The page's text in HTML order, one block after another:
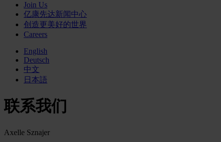
Join Us
亿康先达新闻中心
创造更美好的世界
Careers
English
Deutsch
中文
日本語
联系我们
Axelle Sznajer